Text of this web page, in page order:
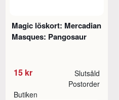
Magic löskort: Mercadian
Masques: Pangosaur
15 kr Slutsåld
Butiken
Postorder